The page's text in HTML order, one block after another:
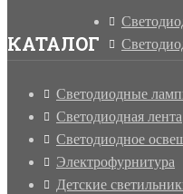
КАТАЛОГ
Светодиодные
Светодиодная лента
Светодиодное
Электрофурнитура
Детские